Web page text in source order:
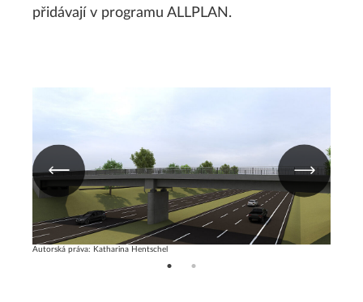
přidávají v programu ALLPLAN.
Autorská práva: Katharina Hentschel